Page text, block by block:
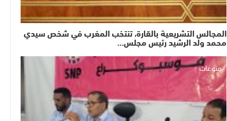
المجالس التشريعية بالقارة، تنتخب المغرب في شخص سيدي
محمد ولد الرشيد رئيس مجلس…
منوعات